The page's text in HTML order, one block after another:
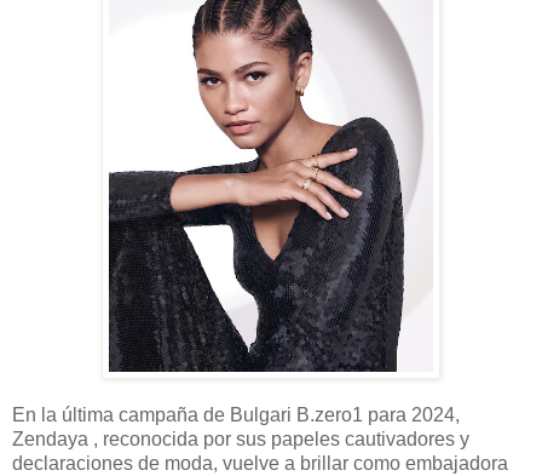
En la última campaña de Bulgari B.zero1 para 2024,
Zendaya , reconocida por sus papeles cautivadores y
declaraciones de moda, vuelve a brillar como embajadora